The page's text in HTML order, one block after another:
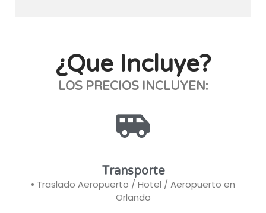
¿Que Incluye?
LOS PRECIOS INCLUYEN:
Transporte
• Traslado Aeropuerto / Hotel / Aeropuerto en
Orlando